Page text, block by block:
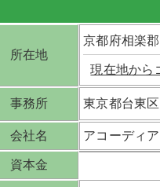
所在地
京都府相楽
現在地から
事務所 東京都台東
会社名 アコーディ
資本金